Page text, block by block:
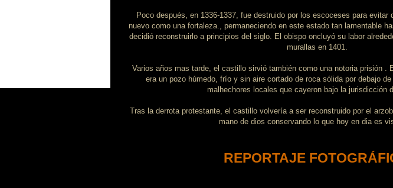
Poco después, en 1336-1337, fue destruido por los escoceses para evitar
nuevo como una fortaleza., permaneciendo en este estado tan lamentable
decidió reconstruirlo a principios del siglo. El obispo oncluyó su labor
murallas en 1401.
Varios años mas tarde, el castillo sirvió también como una notoria prisión .
era un pozo húmedo, frío y sin aire cortado de roca sólida por debajo
malhechores locales que cayeron bajo la jurisdicción
Tras la derrota protestante, el castillo volvería a ser reconstruido por el
mano de dios conservando lo que hoy en dia es
REPORTAJE